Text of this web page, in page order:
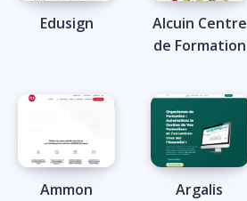
Edusign
Alcuin Centre
de Formation
Ammon
Argalis